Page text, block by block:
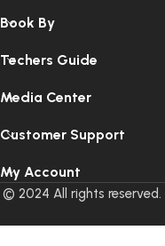
Book By
Techers Guide
Media Center
Customer Support
My Account
© 2024 All rights reserved.